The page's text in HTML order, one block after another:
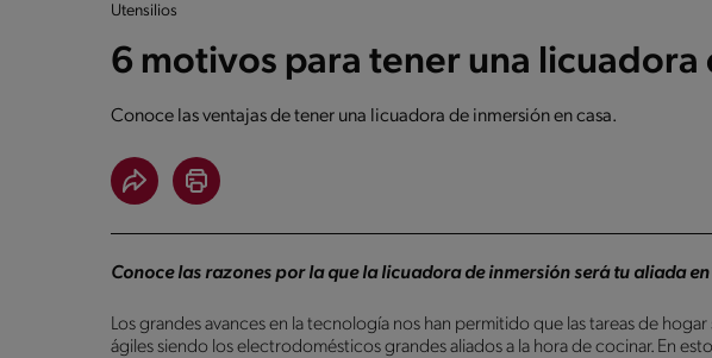
Utensilios
6 motivos para tener una licuadora
Conoce las ventajas de tener una licuadora de inmersión en casa.
Conoce las razones por la que la licuadora de inmersión será tu aliada
Los grandes avances en la tecnología nos han permitido que las tareas de
ágiles siendo los electrodomésticos grandes aliados a la hora de cocinar. En